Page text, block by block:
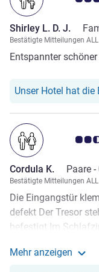
das vielleicht im
ein absolutes No
überteuert.
Shirley L. D. J.
Bestätigte Mitteilungen ALL
Entspannter
Unser Hotel hat
Note
Cordula K. Paare -
Bestätigte Mitteilungen ALL
Die Eingangstür
defekt Der Tresor
befestigt Im
Das Restaurant The
Mehr anzeigen